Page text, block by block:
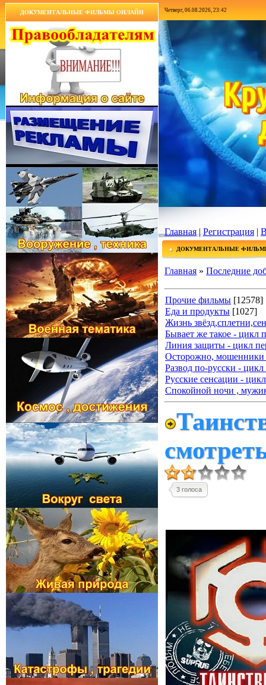
ДОКУМЕНТАЛЬНЫЕ ФИЛЬМЫ ОНЛАЙН Четверг, 06.08.2026, 23:42
Главная|Регистрация |
ДОКУМЕНТАЛЬНЫЕ
Главная » Последние
Прочие фильмы [12578]
Еда и продукты [1027]
Жизнь
Бывает же такое - цикл
Линия защиты - цикл
Осторожно, мошенники
Развод по-русски - цикл
Русские сенсации -
Спокойной ночи ,
3 голоса